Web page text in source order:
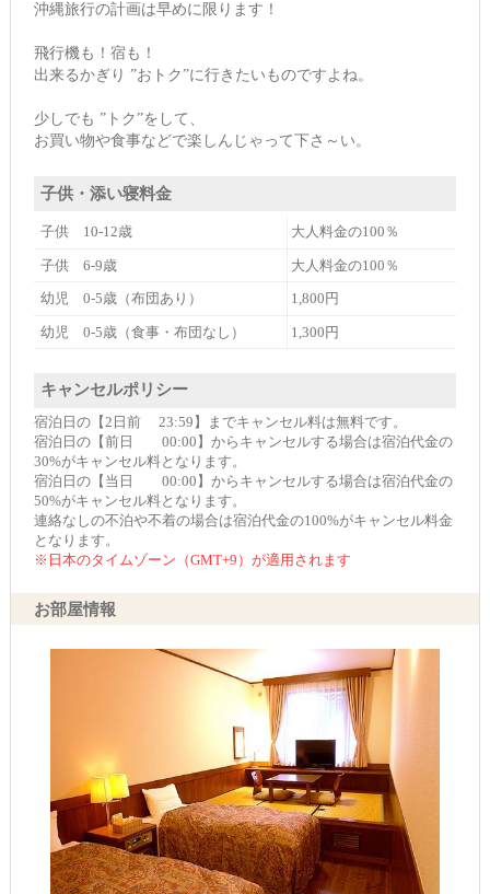
沖縄旅行の計画は早めに限ります！
飛行機も！宿も！
出来るかぎり ”おトク”に行きたいものですよね。
少しでも ”トク”をして、
お買い物や食事などで楽しんじゃって下さ～い。
子供・添い寝料金
子供 10-12歳 大人料金の100％
子供 6-9歳 大人料金の100％
幼児 0-5歳（布団あり） 1,800円
幼児 0-5歳（食事・布団なし） 1,300円
キャンセルポリシー
宿泊日の【2日前 23:59】までキャンセル料は無料です。
宿泊日の【前日 00:00】からキャンセルする場合は宿泊代金の
30%がキャンセル料となります。
宿泊日の【当日 00:00】からキャンセルする場合は宿泊代金の
50%がキャンセル料となります。
連絡なしの不泊や不着の場合は宿泊代金の100%がキャンセル料金
となります。
※日本のタイムゾーン（GMT+9）が適用されます
お部屋情報